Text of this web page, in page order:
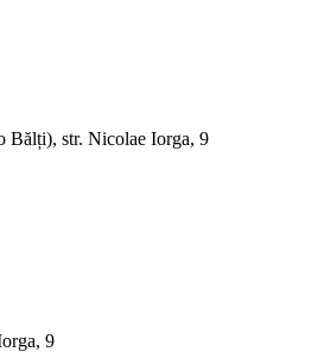
Bălți), str. Nicolae Iorga, 9
9